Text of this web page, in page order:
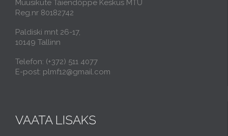
Muusikute Täiendõppe Keskus MTÜ
Reg.nr 80182742
Paldiski mnt 26-17,
10149 Tallinn
Telefon: (+372) 511 4077
E-post: plmf12@gmail.com
VAATA LISAKS